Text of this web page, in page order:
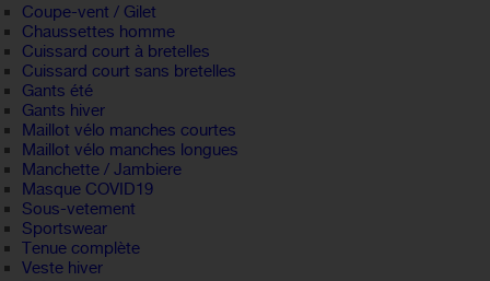
Coupe-vent / Gilet
Chaussettes homme
Cuissard court à bretelles
Cuissard court sans bretelles
Gants été
Gants hiver
Maillot vélo manches courtes
Maillot vélo manches longues
Manchette / Jambiere
Masque COVID19
Sous-vetement
Sportswear
Tenue complète
Veste hiver